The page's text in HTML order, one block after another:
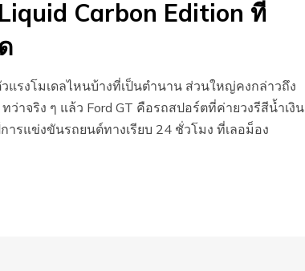
Carbon Edition ที่
รงโมเดลไหนบ้างที่เป็นตำนาน ส่วนใหญ่คงกล่าวถึง
าจริง ๆ แล้ว Ford GT คือรถสปอร์ตที่ค่ายวงรีสีน้ำเงิน
รแข่งขันรถยนต์ทางเรียบ 24 ชั่วโมง ที่เลอม็อง